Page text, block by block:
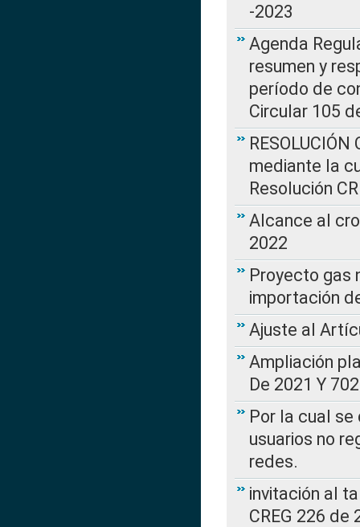
-2023
Agenda
resumen y
período de
Circular 105
mediante la
Resolución
Alcance al
2022
Proyecto gas
importación
Ajuste al
Ampliación
De 2021 Y
Por la cual
usuarios no
redes.
invitación al
CREG 226